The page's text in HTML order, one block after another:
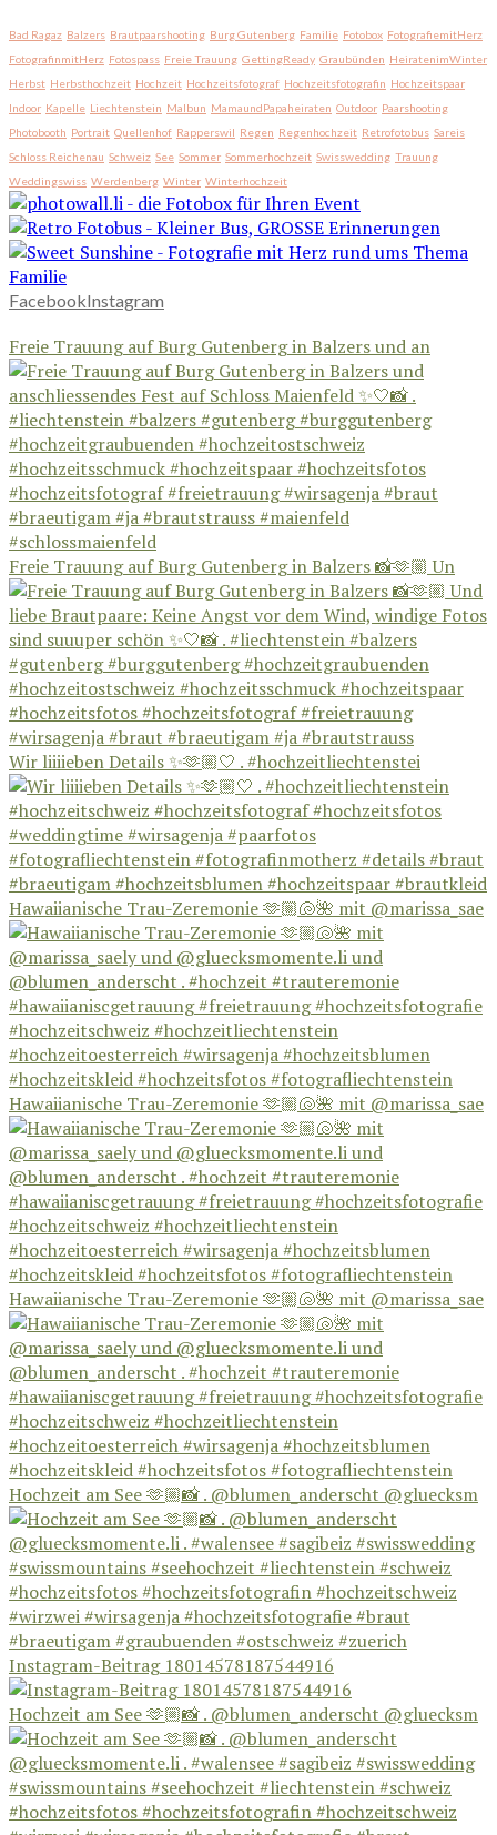
Bad Ragaz Balzers Brautpaarshooting Burg Gutenberg Familie Fotobox FotografiemitHerz
FotografinmitHerz Fotospass Freie Trauung GettingReady Graubünden HeiratenimWinter
Herbst Herbsthochzeit Hochzeit Hochzeitsfotograf Hochzeitsfotografin Hochzeitspaar
Indoor Kapelle Liechtenstein Malbun MamaundPapaheiraten Outdoor Paarshooting
Photobooth Portrait Quellenhof Rapperswil Regen Regenhochzeit Retrofotobus Sareis
Schloss Reichenau Schweiz See Sommer Sommerhochzeit Swisswedding Trauung
Weddingswiss Werdenberg Winter Winterhochzeit
FacebookInstagram
Freie Trauung auf Burg Gutenberg in Balzers und an
Freie Trauung auf Burg Gutenberg in Balzers 📸🫶🏼 Un
Wir liiiieben Details ✨🫶🏼🤍 . #hochzeitliechtenstei
Hawaiianische Trau-Zeremonie 🫶🏼🐚🌺 mit @marissa_sae
Hawaiianische Trau-Zeremonie 🫶🏼🐚🌺 mit @marissa_sae
Hawaiianische Trau-Zeremonie 🫶🏼🐚🌺 mit @marissa_sae
Hochzeit am See 🫶🏼📸 . @blumen_anderscht @gluecksm
Instagram-Beitrag 18014578187544916
Hochzeit am See 🫶🏼📸 . @blumen_anderscht @gluecksm